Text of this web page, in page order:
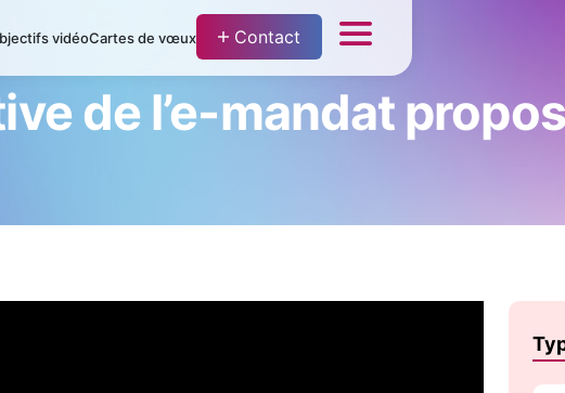
vidéoCartes de vœux Contact
de l’e-mandat